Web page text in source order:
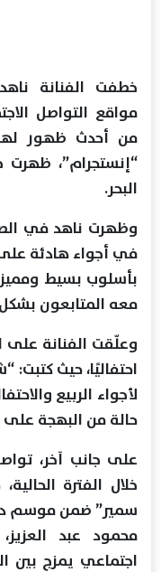
خطفت الفنانة
مواقع التواصل
من أحدث ظهور
“إنستجرام”، ظهرت
البحر.
وظهرت ناهد في
في أجواء هادئة على
بأسلوب بسيط
معه المتابعون
وعلّقت الفنانة على
احتفاليًا، حيث
لأجواء الربيع
حالة من البهجة على
على جانب آخر،
خلال الفترة
سمير” ضمن موسم
محمود عبد
اجتماعي يمزج بين